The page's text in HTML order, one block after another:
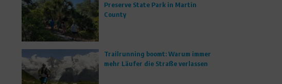
Preserve State Park in Martin
County
Trailrunning boomt: Warum immer
mehr Läufer die Straße verlassen